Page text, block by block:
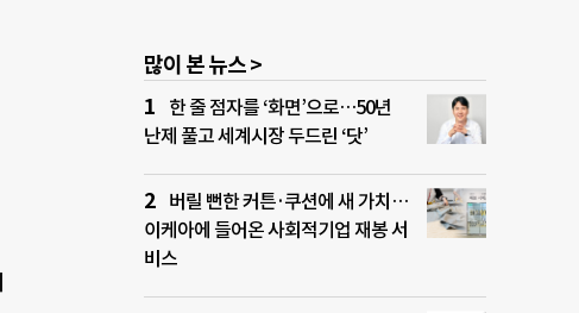
많이 본 뉴스 >
한 줄 점자를 ‘화면’으로…50년
난제 풀고 세계시장 두드린 ‘닷’
버릴 뻔한 커튼·쿠션에 새 가치…
이케아에 들어온 사회적기업 재봉 서
비스